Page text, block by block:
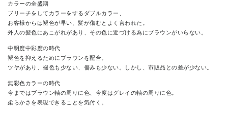
カラーの全盛期
ブリーチをしてカラーをするダブルカラー、
お客様からは褪色が早い、髪が傷むとよく言われた。
外人の髪色にあこがれがあり、その色に近づける為にブラウンがいらない。
中明度中彩度の時代
褪色を抑えるためにブラウンを配合。
ツヤがあり、褪色も少ない、傷みも少ない。しかし、市販品との差が少ない。
無彩色カラーの時代
今まではブラウン軸の周りに色、今度はグレイの軸の周りに色。
柔らかさを表現できることを気付く。